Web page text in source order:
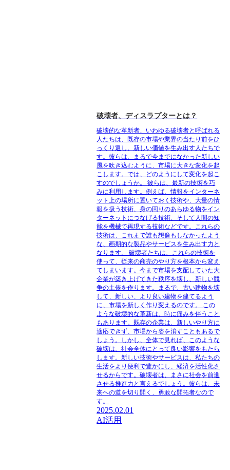
破壊者、ディスラプターとは？
破壊的な革新者、いわゆる破壊者と呼ばれる
人たちは、既存の市場や業界の当たり前をひ
っくり返し、新しい価値を生み出す人たちで
す。彼らは、まるで今までになかった新しい
風を吹き込むように、市場に大きな変化を起
こします。では、どのようにして変化を起こ
すのでしょうか。 彼らは、最新の技術を巧
みに利用します。例えば、情報をインターネ
ット上の場所に置いておく技術や、大量の情
報を扱う技術、身の回りのあらゆる物をイン
ターネットにつなげる技術、そして人間の知
能を機械で再現する技術などです。これらの
技術は、これまで誰も想像もしなかったよう
な、画期的な製品やサービスを生み出す力と
なります。 破壊者たちは、これらの技術を
使って、従来の商売のやり方を根本から変え
てしまいます。今まで市場を支配していた大
企業が築き上げてきた秩序を壊し、新しい競
争の土俵を作ります。まるで、古い建物を壊
して、新しい、より良い建物を建てるよう
に、市場を新しく作り変えるのです。 この
ような破壊的な革新は、時に痛みを伴うこと
もあります。既存の企業は、新しいやり方に
適応できず、市場から姿を消すこともあるで
しょう。しかし、全体で見れば、このような
破壊は、社会全体にとって良い影響をもたら
します。新しい技術やサービスは、私たちの
生活をより便利で豊かにし、経済を活性化さ
せるからです。破壊者は、まさに社会を前進
させる推進力と言えるでしょう。彼らは、未
来への道を切り開く、勇敢な開拓者なので
す。
2025.02.01
AI活用